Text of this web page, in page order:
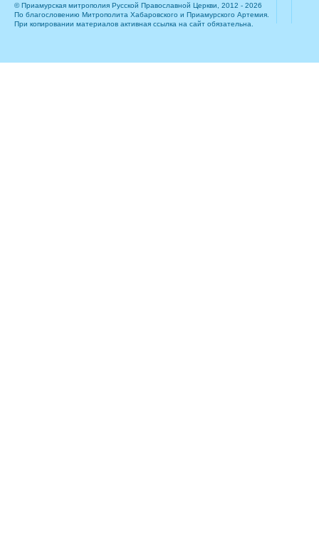
© Приамурская митрополия Русской Православной Церкви, 2012 - 2026
По благословению Митрополита Хабаровского и Приамурского Артемия.
При копировании материалов активная ссылка на сайт обязательна.